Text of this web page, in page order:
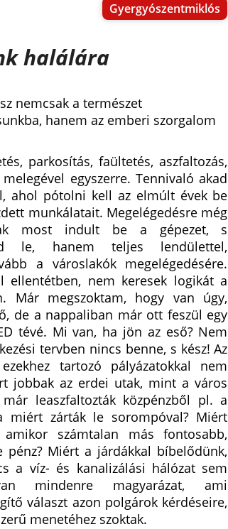
Gyergyószentmiklós
halálára
nemcsak a természet
hanem az emberi szorgalom
parkosítás, faültetés, aszfaltozás,
egyszerre. Tennivaló akad
ahol pótolni kell az elmúlt évek be
munkálatait. Megelégedésre még
most indult be a gépezet, s
le, hanem teljes lendülettel,
a városlakók megelégedésére.
ellentétben, nem keresek logikát a
Már megszoktam, hogy van úgy,
de a nappaliban már ott feszül egy
tévé. Mi van, ha jön az eső? Nem
tervben nincs benne, s kész! Az
tartozó pályázatokkal nem
jobbak az erdei utak, mint a város
leaszfaltozták közpénzből pl. a
miért zárták le sorompóval? Miért
amikor számtalan más fontosabb,
Miért a járdákkal bíbelődünk,
a víz- és kanalizálási hálózat sem
mindenre magyarázat, ami
választ azon polgárok kérdéseire,
menetéhez szoktak.